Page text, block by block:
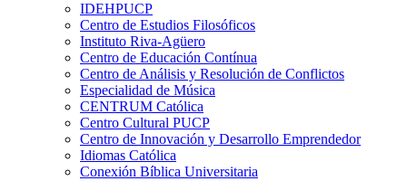
IDEHPUCP
Centro de Estudios Filosóficos
Instituto Riva-Agüero
Centro de Educación Contínua
Centro de Análisis y Resolución de Conflictos
Especialidad de Música
CENTRUM Católica
Centro Cultural PUCP
Centro de Innovación y Desarrollo Emprendedor
Idiomas Católica
Conexión Bíblica Universitaria